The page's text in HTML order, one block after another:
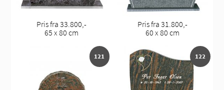
Pris fra 33.800,-
65 x 80 cm
Pris fra 31.800,-
60 x 80 cm
121 122